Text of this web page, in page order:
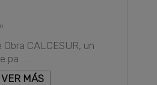
CALCESUR, un
. . .
VER MÁS